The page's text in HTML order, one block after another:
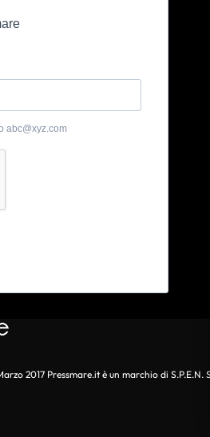
abc@xyz.com
2017 Pressmare.it è un marchio di S.P.E.N.